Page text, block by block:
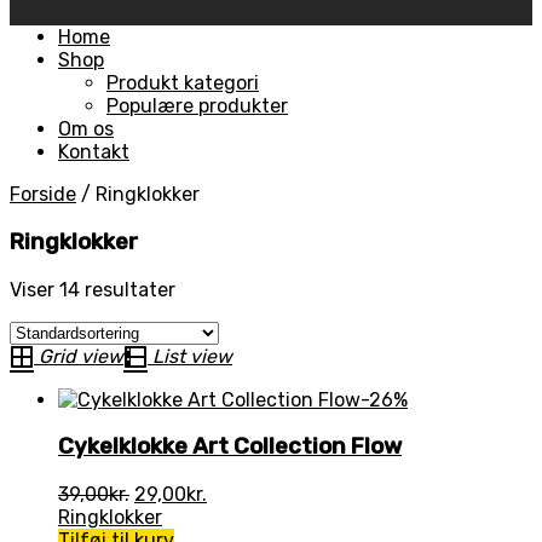
Skip
Home
Shop
Produkt kategori
Populære produkter
Om os
Kontakt
Forside / Ringklokker
Ringklokker
Viser 14 resultater
Grid view
List view
-26%
Cykelklokke Art Collection Flow
39,00kr. Den
oprindelige
29,00kr.
Ringklokker